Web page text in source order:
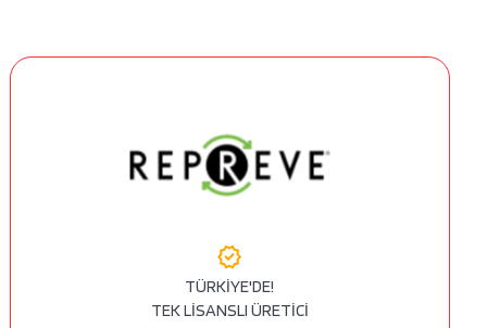
verified
TÜRKİYE'DE!
TEK LİSANSLI ÜRETİCİ